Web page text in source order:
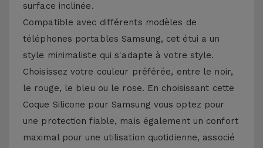
surface inclinée.
Compatible avec différents modèles de
téléphones portables Samsung, cet étui a un
style minimaliste qui s'adapte à votre style.
Choisissez votre couleur préférée, entre le noir,
le rouge, le bleu ou le rose. En choisissant cette
Coque Silicone pour Samsung vous optez pour
une protection fiable, mais également un confort
maximal pour une utilisation quotidienne, associé